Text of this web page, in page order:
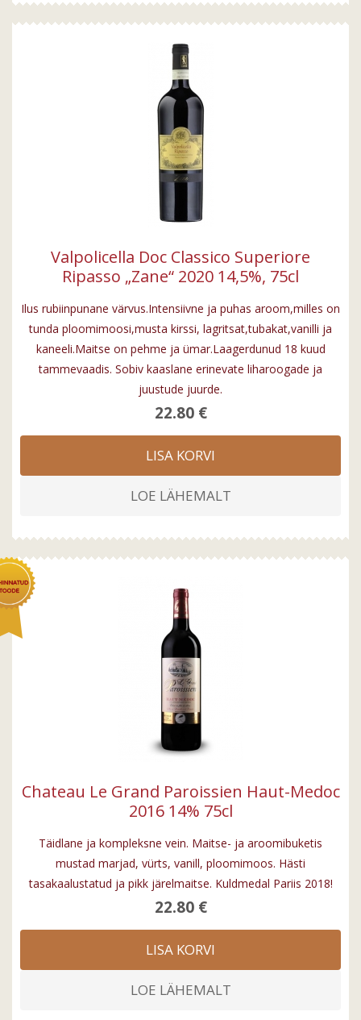
Valpolicella Doc Classico Superiore
Ripasso „Zane“ 2020 14,5%, 75cl
Ilus rubiinpunane värvus.Intensiivne ja puhas aroom,milles on
tunda ploomimoosi,musta kirssi, lagritsat,tubakat,vanilli ja
kaneeli.Maitse on pehme ja ümar.Laagerdunud 18 kuud
tammevaadis. Sobiv kaaslane erinevate liharoogade ja
juustude juurde.
22.80 €
LISA KORVI
LOE LÄHEMALT
Chateau Le Grand Paroissien Haut-Medoc
2016 14% 75cl
Täidlane ja kompleksne vein. Maitse- ja aroomibuketis
mustad marjad, vürts, vanill, ploomimoos. Hästi
tasakaalustatud ja pikk järelmaitse. Kuldmedal Pariis 2018!
22.80 €
LISA KORVI
LOE LÄHEMALT